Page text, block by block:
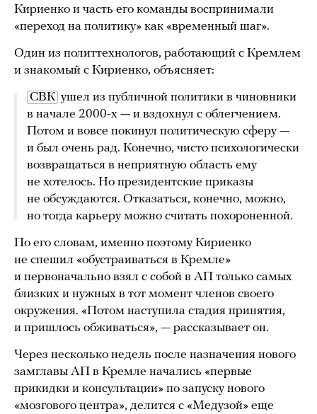
Кириенко и часть его команды воспринимали
«переход на политику» как «временный шаг».
Один из политтехнологов, работающий с Кремлем
и знакомый с Кириенко, объясняет:
СВК ушел из публичной политики в чиновники
в начале 2000-х — и вздохнул с облегчением.
Потом и вовсе покинул политическую сферу —
и был очень рад. Конечно, чисто психологически
возвращаться в неприятную область ему
не хотелось. Но президентские приказы
не обсуждаются. Отказаться, конечно, можно,
но тогда карьеру можно считать похороненной.
По его словам, именно поэтому Кириенко
не спешил «обустраиваться в Кремле»
и первоначально взял с собой в АП только самых
близких и нужных в тот момент членов своего
окружения. «Потом наступила стадия принятия,
и пришлось обживаться», — рассказывает он.
Через несколько недель после назначения нового
замглавы АП в Кремле начались «первые
прикидки и консультации» по запуску нового
«мозгового центра», делится с «Медузой» еще